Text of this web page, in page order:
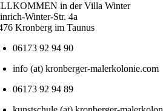
in der Villa Winter
Winter-Str. 4a
Kronberg im Taunus
06173 92 94 90
info (at) kronberger-malerkolonie.com
06173 92 94 89